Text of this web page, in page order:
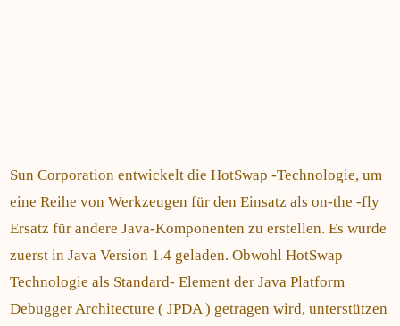
Sun Corporation entwickelt die HotSwap -Technologie, um
eine Reihe von Werkzeugen für den Einsatz als on-the -fly
Ersatz für andere Java-Komponenten zu erstellen. Es wurde
zuerst in Java Version 1.4 geladen. Obwohl HotSwap
Technologie als Standard- Element der Java Platform
Debugger Architecture ( JPDA ) getragen wird, unterstützen